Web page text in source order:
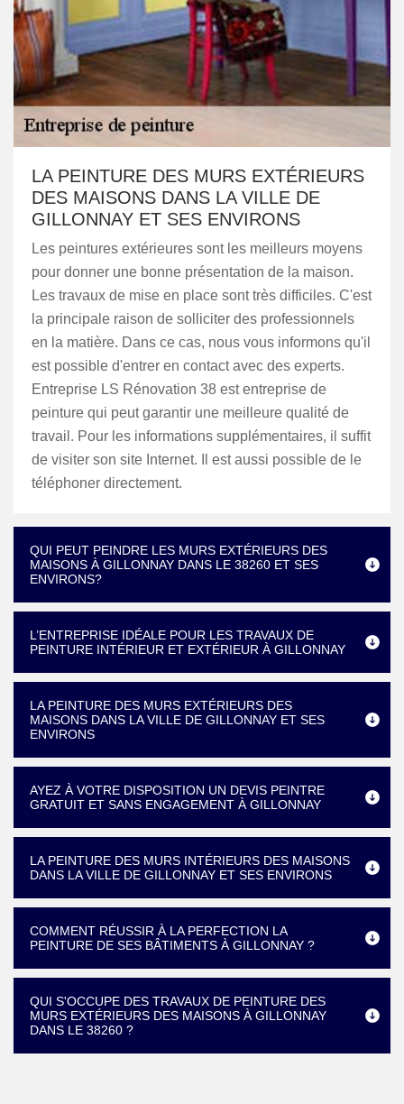
LA PEINTURE DES MURS EXTÉRIEURS
DES MAISONS DANS LA VILLE DE
GILLONNAY ET SES ENVIRONS
Les peintures extérieures sont les meilleurs moyens
pour donner une bonne présentation de la maison.
Les travaux de mise en place sont très difficiles. C'est
la principale raison de solliciter des professionnels
en la matière. Dans ce cas, nous vous informons qu'il
est possible d'entrer en contact avec des experts.
Entreprise LS Rénovation 38 est entreprise de
peinture qui peut garantir une meilleure qualité de
travail. Pour les informations supplémentaires, il suffit
de visiter son site Internet. Il est aussi possible de le
téléphoner directement.
QUI PEUT PEINDRE LES MURS EXTÉRIEURS DES
MAISONS À GILLONNAY DANS LE 38260 ET SES
ENVIRONS?
L’ENTREPRISE IDÉALE POUR LES TRAVAUX DE
PEINTURE INTÉRIEUR ET EXTÉRIEUR À GILLONNAY
LA PEINTURE DES MURS EXTÉRIEURS DES
MAISONS DANS LA VILLE DE GILLONNAY ET SES
ENVIRONS
AYEZ À VOTRE DISPOSITION UN DEVIS PEINTRE
GRATUIT ET SANS ENGAGEMENT À GILLONNAY
LA PEINTURE DES MURS INTÉRIEURS DES MAISONS
DANS LA VILLE DE GILLONNAY ET SES ENVIRONS
COMMENT RÉUSSIR À LA PERFECTION LA
PEINTURE DE SES BÂTIMENTS À GILLONNAY ?
QUI S'OCCUPE DES TRAVAUX DE PEINTURE DES
MURS EXTÉRIEURS DES MAISONS À GILLONNAY
DANS LE 38260 ?